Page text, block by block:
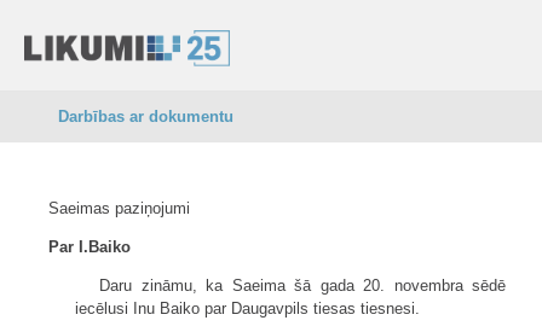
Darbības ar dokumentu
Saeimas paziņojumi
Par I.Baiko
Daru zināmu, ka Saeima šā gada 20. novembra sēdē
iecēlusi Inu Baiko par Daugavpils tiesas tiesnesi.